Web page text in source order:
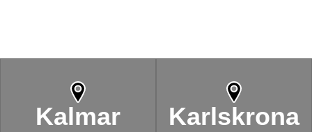
Kalmar Karlskrona